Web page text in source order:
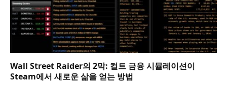
Wall Street Raider의 2막: 컬트 금융 시뮬레이션이
Steam에서 새로운 삶을 얻는 방법